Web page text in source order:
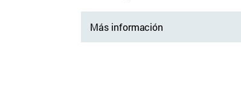
Más información